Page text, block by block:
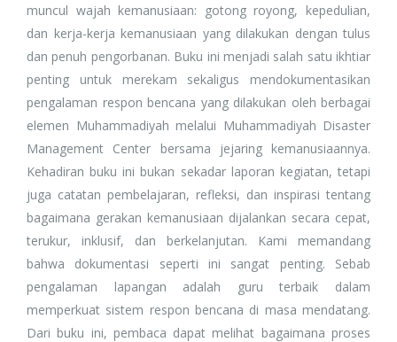
muncul wajah kemanusiaan: gotong royong, kepedulian,
dan kerja-kerja kemanusiaan yang dilakukan dengan tulus
dan penuh pengorbanan. Buku ini menjadi salah satu ikhtiar
penting untuk merekam sekaligus mendokumentasikan
pengalaman respon bencana yang dilakukan oleh berbagai
elemen Muhammadiyah melalui Muhammadiyah Disaster
Management Center bersama jejaring kemanusiaannya.
Kehadiran buku ini bukan sekadar laporan kegiatan, tetapi
juga catatan pembelajaran, refleksi, dan inspirasi tentang
bagaimana gerakan kemanusiaan dijalankan secara cepat,
terukur, inklusif, dan berkelanjutan. Kami memandang
bahwa dokumentasi seperti ini sangat penting. Sebab
pengalaman lapangan adalah guru terbaik dalam
memperkuat sistem respon bencana di masa mendatang.
Dari buku ini, pembaca dapat melihat bagaimana proses